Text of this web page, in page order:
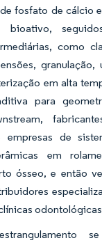
fosfato de cálcio
bioativo,
como
granulação,
em alta
para
de
em
ósseo, e então